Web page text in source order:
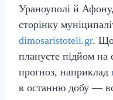
Ураноуполі й
сторінку
dimosaristoteli.gr.
плануєте підйом на
прогноз, наприклад
в останню добу —